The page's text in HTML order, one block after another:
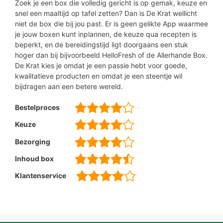
Zoek je een box die volledig gericht is op gemak, keuze en
snel een maaltijd op tafel zetten? Dan is De Krat wellicht
niet de box die bij jou past. Er is geen gelikte App waarmee
je jouw boxen kunt inplannen, de keuze qua recepten is
beperkt, en de bereidingstijd ligt doorgaans een stuk
hoger dan bij bijvoorbeeld HelloFresh of de Allerhande Box.
De Krat kies je omdat je een passie hebt voor goede,
kwalitatieve producten en omdat je een steentje wil
bijdragen aan een betere wereld.
Bestelproces
Keuze
Bezorging
Inhoud box
Klantenservice